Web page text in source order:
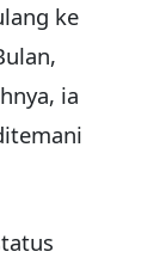
ke
ia